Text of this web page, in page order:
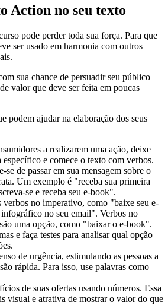
Action no seu texto
pode perder toda sua força. Para que
ser usado em harmonia com outros
sua chance de persuadir seu público
valor que deve ser feita em poucas
podem ajudar na elaboração dos seus
a realizarem uma ação, deixe
específico e comece o texto com verbos.
se de passar em sua mensagem sobre o
Um exemplo é "receba sua primeira
se e receba seu e-book".
verbos no imperativo, como "baixe seu e-
no seu email". Verbos no
uma opção, como "baixar o e-book".
e faça testes para analisar qual opção
de urgência, estimulando as pessoas a
rápida. Para isso, use palavras como
de suas ofertas usando números. Essa
visual e atrativa de mostrar o valor do que